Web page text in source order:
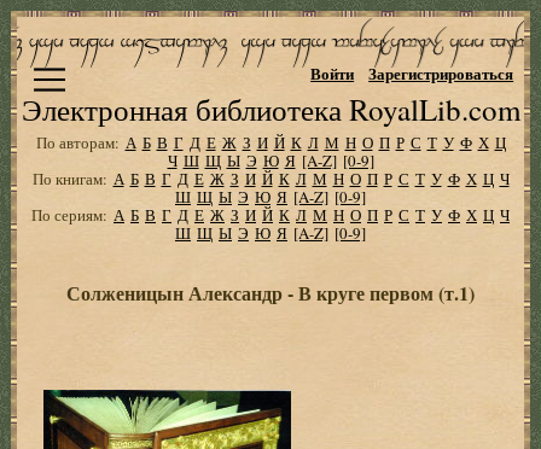
Электронная библиотека RoyalLib.com
Войти Зарегистрироваться
По авторам: А Б В Г Д Е Ж З И Й К Л М Н О П Р С Т У Ф Х Ц
Ч Ш Щ Ы Э Ю Я [A-Z] [0-9]
По книгам: А Б В Г Д Е Ж З И Й К Л М Н О П Р С Т У Ф Х Ц Ч
Ш Щ Ы Э Ю Я [A-Z] [0-9]
По сериям: А Б В Г Д Е Ж З И Й К Л М Н О П Р С Т У Ф Х Ц Ч
Ш Щ Ы Э Ю Я [A-Z] [0-9]
Солженицын Александр - В круге первом (т.1)